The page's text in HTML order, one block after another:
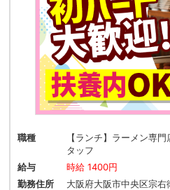
職種
【ランチ】ラーメン専
タッフ
給与
時給 1400円
勤務住所
大阪府大阪市中央区宗